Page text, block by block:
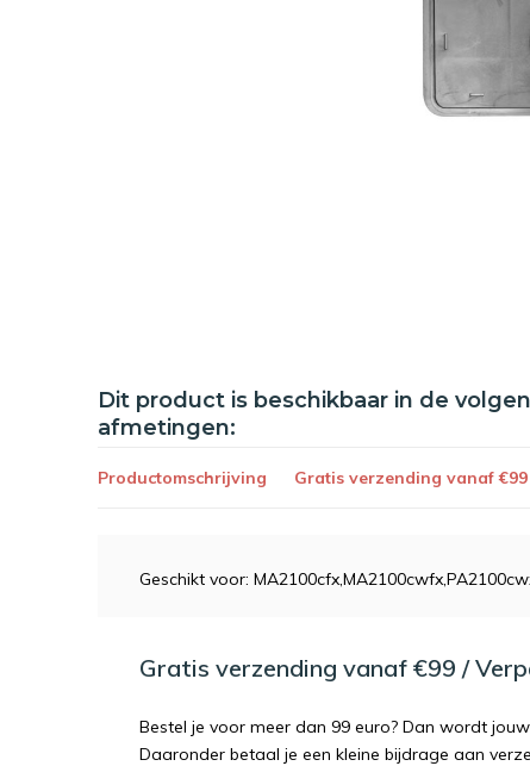
Dit product is beschikbaar in de
afmetingen:
Productomschrijving Gratis verzending vanaf
Geschikt voor:
Gratis verzending vanaf €99 /
Bestel je voor meer dan 99 euro? Dan wordt
Daaronder betaal je een kleine bijdrage aan